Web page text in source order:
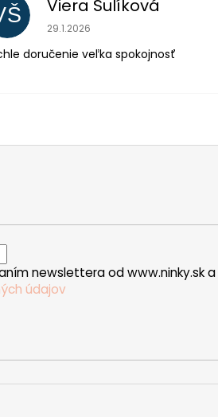
Viera Šulíková
Hodnotenie obchodu je 5 z 5
29.1.2026
doručenie veľka spokojnosť
newslettera od www.ninky.sk
údajov